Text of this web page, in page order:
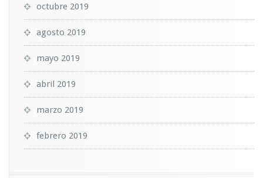
octubre 2019
agosto 2019
mayo 2019
abril 2019
marzo 2019
febrero 2019